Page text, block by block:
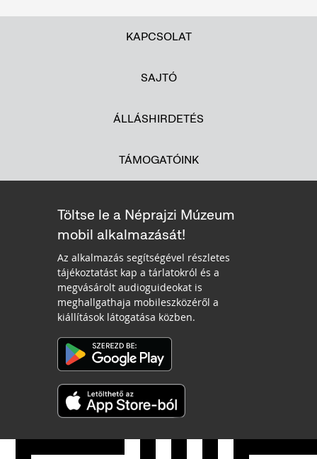
KAPCSOLAT
SAJTÓ
ÁLLÁSHIRDETÉS
TÁMOGATÓINK
Töltse le a Néprajzi Múzeum
mobil alkalmazását!
Az alkalmazás segítségével részletes
tájékoztatást kap a tárlatokról és a
megvásárolt audioguideokat is
meghallgathaja mobileszközéről a
kiállítások látogatása közben.